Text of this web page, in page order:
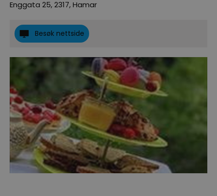
Enggata 25,2317,Hamar
Besøk nettside